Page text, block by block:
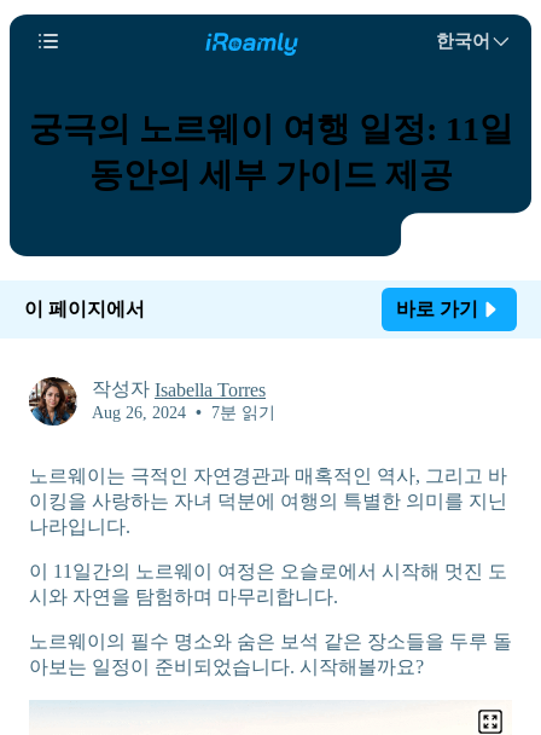
한국어
궁극의 노르웨이 여행 일정: 11일
동안의 세부 가이드 제공
이 페이지에서 바로 가기
작성자 Isabella Torres
Aug 26, 2024 • 7분 읽기
노르웨이는 극적인 자연경관과 매혹적인 역사, 그리고 바
이킹을 사랑하는 자녀 덕분에 여행의 특별한 의미를 지닌
나라입니다.
이 11일간의 노르웨이 여정은 오슬로에서 시작해 멋진 도
시와 자연을 탐험하며 마무리합니다.
노르웨이의 필수 명소와 숨은 보석 같은 장소들을 두루 돌
아보는 일정이 준비되었습니다. 시작해볼까요?